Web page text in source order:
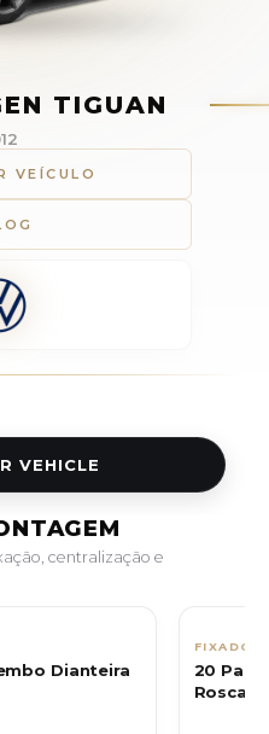
TIGUAN
VEÍCULO
VEHICLE
centralização e
Dianteira
20
Rosca